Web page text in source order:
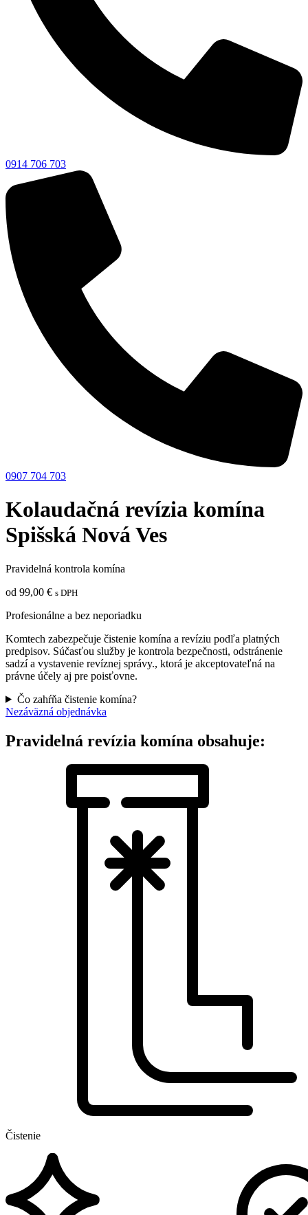
0914 706 703
0907 704 703
Kolaudačná revízia komína
Spišská Nová Ves
Pravidelná kontrola komína
od 99,00 € s DPH
Profesionálne a bez neporiadku
Komtech zabezpečuje čistenie komína a revíziu podľa platných
predpisov. Súčasťou služby je kontrola bezpečnosti, odstránenie
sadzí a vystavenie revíznej správy., ktorá je akceptovateľná na
právne účely aj pre poisťovne.
Čo zahŕňa čistenie komína?
Nezáväzná objednávka
Pravidelná revízia komína obsahuje:
Čistenie